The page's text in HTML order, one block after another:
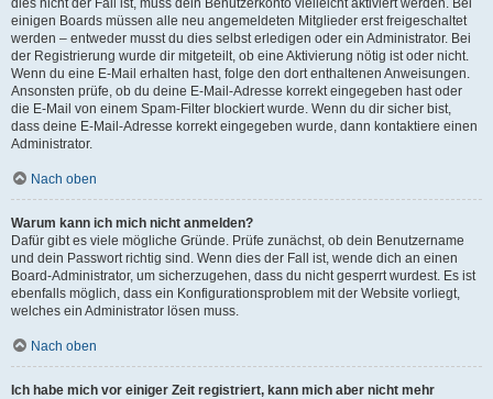
dies nicht der Fall ist, muss dein Benutzerkonto vielleicht aktiviert werden. Bei
einigen Boards müssen alle neu angemeldeten Mitglieder erst freigeschaltet
werden – entweder musst du dies selbst erledigen oder ein Administrator. Bei
der Registrierung wurde dir mitgeteilt, ob eine Aktivierung nötig ist oder nicht.
Wenn du eine E-Mail erhalten hast, folge den dort enthaltenen Anweisungen.
Ansonsten prüfe, ob du deine E-Mail-Adresse korrekt eingegeben hast oder
die E-Mail von einem Spam-Filter blockiert wurde. Wenn du dir sicher bist,
dass deine E-Mail-Adresse korrekt eingegeben wurde, dann kontaktiere einen
Administrator.
Nach oben
Warum kann ich mich nicht anmelden?
Dafür gibt es viele mögliche Gründe. Prüfe zunächst, ob dein Benutzername
und dein Passwort richtig sind. Wenn dies der Fall ist, wende dich an einen
Board-Administrator, um sicherzugehen, dass du nicht gesperrt wurdest. Es ist
ebenfalls möglich, dass ein Konfigurationsproblem mit der Website vorliegt,
welches ein Administrator lösen muss.
Nach oben
Ich habe mich vor einiger Zeit registriert, kann mich aber nicht mehr